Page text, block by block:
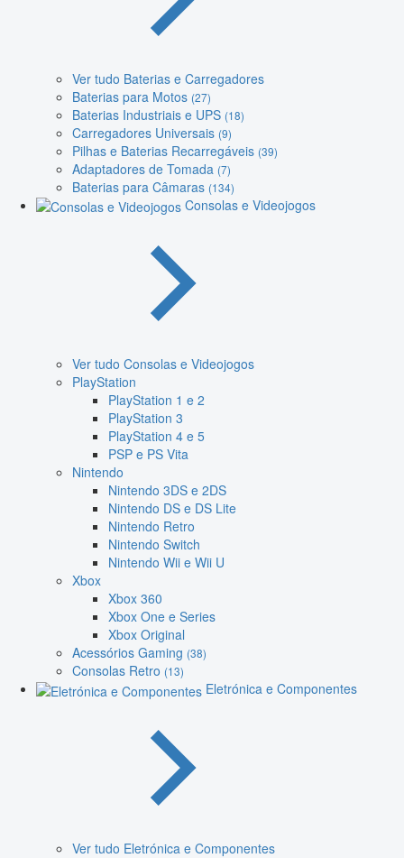
Ver tudo Baterias e Carregadores
Baterias para Motos (27)
Baterias Industriais e UPS (18)
Carregadores Universais (9)
Pilhas e Baterias Recarregáveis (39)
Adaptadores de Tomada (7)
Baterias para Câmaras (134)
Consolas e Videojogos
Ver tudo Consolas e Videojogos
PlayStation
PlayStation 1 e 2
PlayStation 3
PlayStation 4 e 5
PSP e PS Vita
Nintendo
Nintendo 3DS e 2DS
Nintendo DS e DS Lite
Nintendo Retro
Nintendo Switch
Nintendo Wii e Wii U
Xbox
Xbox 360
Xbox One e Series
Xbox Original
Acessórios Gaming (38)
Consolas Retro (13)
Eletrónica e Componentes
Ver tudo Eletrónica e Componentes